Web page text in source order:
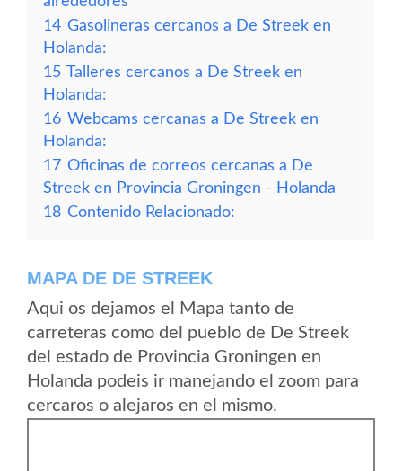
14 Gasolineras cercanos a De Streek en
Holanda:
15 Talleres cercanos a De Streek en
Holanda:
16 Webcams cercanas a De Streek en
Holanda:
17 Oficinas de correos cercanas a De
Streek en Provincia Groningen - Holanda
18 Contenido Relacionado:
MAPA DE DE STREEK
Aqui os dejamos el Mapa tanto de
carreteras como del pueblo de De Streek
del estado de Provincia Groningen en
Holanda podeis ir manejando el zoom para
cercaros o alejaros en el mismo.